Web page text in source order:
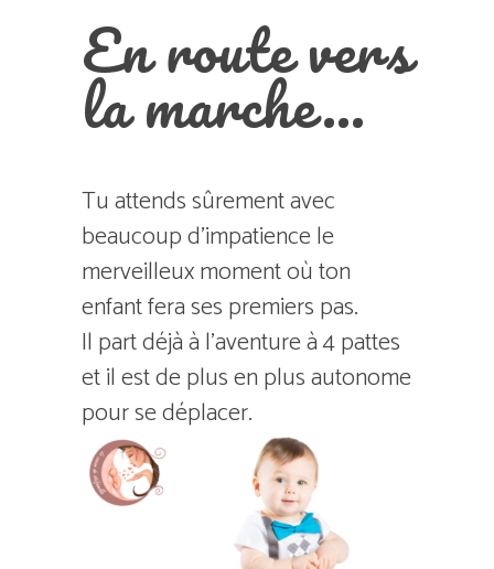
En route vers
la marche…
Tu attends sûrement avec
beaucoup d’impatience le
merveilleux moment où ton
enfant fera ses premiers pas.
Il part déjà à l’aventure à 4 pattes
et il est de plus en plus autonome
pour se déplacer.